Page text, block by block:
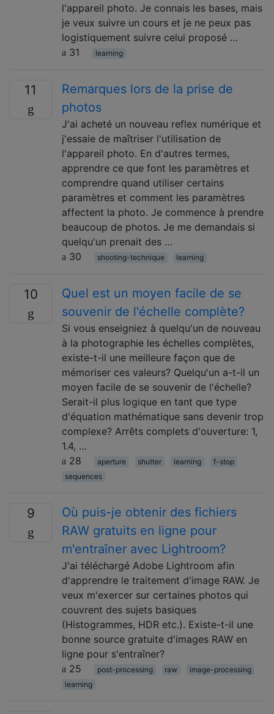
l'appareil photo. Je connais les bases, mais
je veux suivre un cours et je ne peux pas
logistiquement suivre celui proposé …
31
learning
11
Remarques lors de la prise de
photos
J'ai acheté un nouveau reflex numérique et
j'essaie de maîtriser l'utilisation de
l'appareil photo. En d'autres termes,
apprendre ce que font les paramètres et
comprendre quand utiliser certains
paramètres et comment les paramètres
affectent la photo. Je commence à prendre
beaucoup de photos. Je me demandais si
quelqu'un prenait des …
30
shooting-technique learning
10
Quel est un moyen facile de se
souvenir de l'échelle complète?
Si vous enseigniez à quelqu'un de nouveau
à la photographie les échelles complètes,
existe-t-il une meilleure façon que de
mémoriser ces valeurs? Quelqu'un a-t-il un
moyen facile de se souvenir de l'échelle?
Serait-il plus logique en tant que type
d'équation mathématique sans devenir trop
complexe? Arrêts complets d'ouverture: 1,
1.4, …
28
aperture shutter learning
f-stop
sequences
9
Où puis-je obtenir des fichiers
RAW gratuits en ligne pour
m'entraîner avec Lightroom?
J'ai téléchargé Adobe Lightroom afin
d'apprendre le traitement d'image RAW. Je
veux m'exercer sur certaines photos qui
couvrent des sujets basiques
(Histogrammes, HDR etc.). Existe-t-il une
bonne source gratuite d'images RAW en
ligne pour s'entraîner?
25
post-processing raw
image-processing
learning